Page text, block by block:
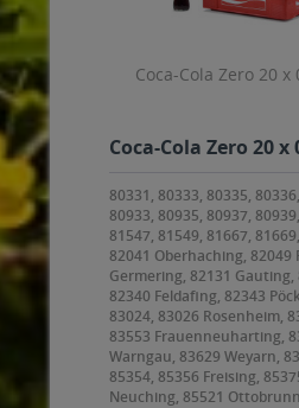
Coca-Cola Zero 20 x
Coca-Cola Zero 20
80331, 80333, 80335,
80933, 80935, 80937,
81547, 81549, 81667,
82041 Oberhaching,
Germering, 82131
82340 Feldafing, 82343
83024, 83026 Rosenheim,
83553 Frauenneuharting,
Warngau, 83629 Weyarn,
85354, 85356 Freising,
Neuching, 85521